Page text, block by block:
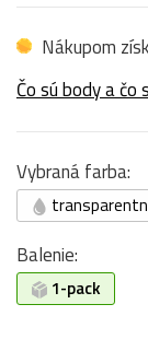
Nákupom
Čo sú body a
Vybraná farba:
Balenie:
1-pack